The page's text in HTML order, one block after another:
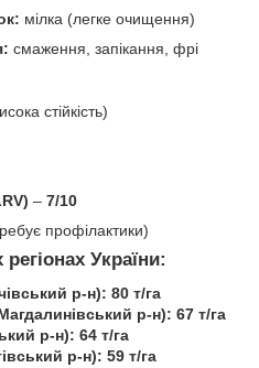
мілка (легке очищення)
смаження, запікання, фрі
стійкість)
– 7/10
профілактики)
України:
р-н): 80 т/га
р-н): 67 т/га
р-н): 64 т/га
р-н): 59 т/га